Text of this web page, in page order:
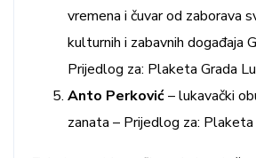
vremena i čuvar od zaborava
kulturnih i zabavnih događaja
Prijedlog za: Plaketa Grada
Anto Perković– lukavački
zanata – Prijedlog za: Plaketa